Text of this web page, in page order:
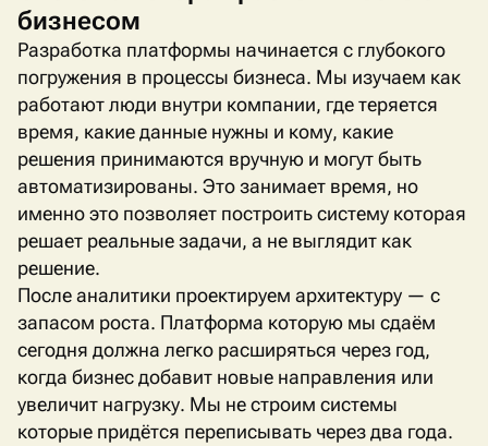
бизнесом
Разработка платформы начинается с глубокого
погружения в процессы бизнеса. Мы изучаем как
работают люди внутри компании, где теряется
время, какие данные нужны и кому, какие
решения принимаются вручную и могут быть
автоматизированы. Это занимает время, но
именно это позволяет построить систему которая
решает реальные задачи, а не выглядит как
решение.
После аналитики проектируем архитектуру — с
запасом роста. Платформа которую мы сдаём
сегодня должна легко расширяться через год,
когда бизнес добавит новые направления или
увеличит нагрузку. Мы не строим системы
которые придётся переписывать через два года.